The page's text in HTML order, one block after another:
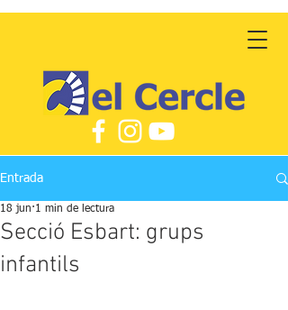
Entrada
Secció Esbart: grups
infantils
18 jun 1 min de lectura